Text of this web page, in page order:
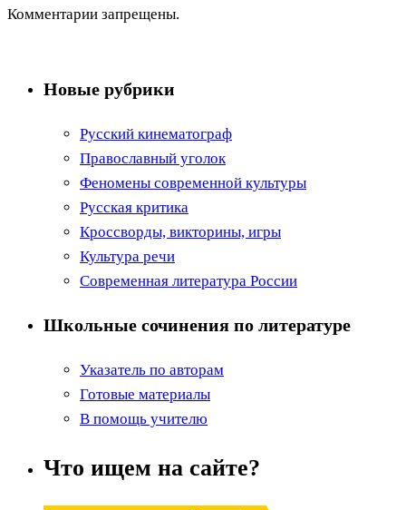
Комментарии запрещены.
Новые рубрики
Русский кинематограф
Православный уголок
Феномены современной культуры
Русская критика
Кроссворды, викторины, игры
Культура речи
Современная литература России
Школьные сочинения по литературе
Указатель по авторам
Готовые материалы
В помощь учителю
Что ищем на сайте?